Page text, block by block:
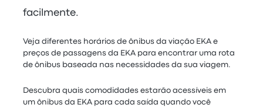
facilmente.
Veja diferentes horários de ônibus da viação EKA e
preços de passagens da EKA para encontrar uma rota
de ônibus baseada nas necessidades da sua viagem.
Descubra quais comodidades estarão acessíveis em
um ônibus da EKA para cada saída quando você